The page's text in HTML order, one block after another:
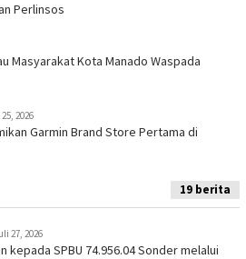
Perlinsos
Masyarakat Kota Manado Waspada
2026
Garmin Brand Store Pertama di
19 berita
27, 2026
kepada SPBU 74.956.04 Sonder melalui